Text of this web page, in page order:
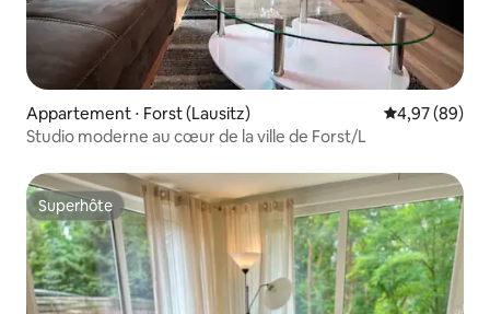
Appartement ⋅ Forst (Lausitz) Évaluation
4,97 (89)
Studio moderne au cœur de la ville de Forst/L
Superhôte
Superhôte